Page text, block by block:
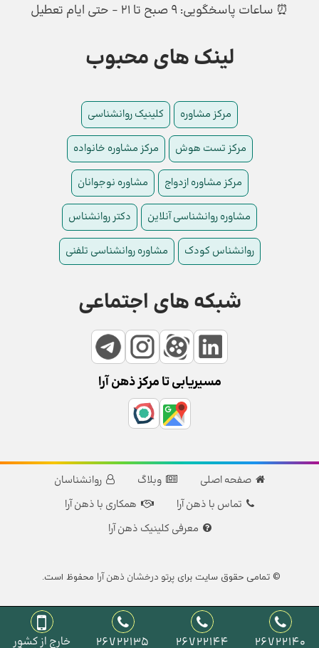
26722140
26722144
26722135 خارج از کشور
⏰ ساعات پاسخگویی: ۹ صبح تا ۲۱ - حتی ایام تعطیل
لینک های محبوب
مرکز مشاوره کلینیک روانشناسی
مرکز تست هوش مرکز مشاوره خانواده
مرکز مشاوره ازدواج مشاوره نوجوانان
مشاوره روانشناسی آنلاین دکتر روانشناس
روانشناس کودک مشاوره روانشناسی تلفنی
شبکه های اجتماعی
مسیریابی تا مرکز ذهن آرا
صفحه اصلی وبلاگ
روانشناسان
تماس با ذهن آرا
همکاری با ذهن آرا
معرفی کلینیک ذهن آرا
© تمامی حقوق سایت برایپرتو درخشان ذهن آرا محفوظ است.